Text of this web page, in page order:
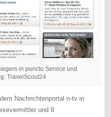
in puncto Service und
TravelScout24
Nachrichtenportal n-tv in
und 9